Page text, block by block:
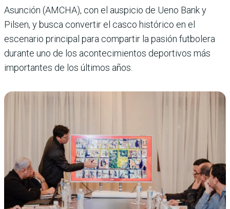
Asunción (AMCHA), con el auspicio de Ueno Bank y
Pilsen, y busca convertir el casco histórico en el
escenario principal para compartir la pasión futbolera
durante uno de los acontecimientos deportivos más
importantes de los últimos años.